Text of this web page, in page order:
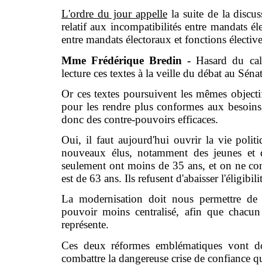
L'ordre du jour appellela suite de la
relatif aux incompatibilités entre mandats
entre mandats électoraux et fonctions
Mme Frédérique Bredin -Hasard du
lecture ces textes à la veille du débat au
Or ces textes poursuivent les mêmes
pour les rendre plus conformes aux
donc des contre-pouvoirs efficaces.
Oui, il faut aujourd'hui ouvrir la vie
nouveaux élus, notamment des jeunes
seulement ont moins de 35 ans, et on ne
est de 63 ans. Ils refusent d'abaisser
La modernisation doit nous permettre
pouvoir moins centralisé, afin que
représente.
Ces deux réformes emblématiques vont
combattre la dangereuse crise de confiance